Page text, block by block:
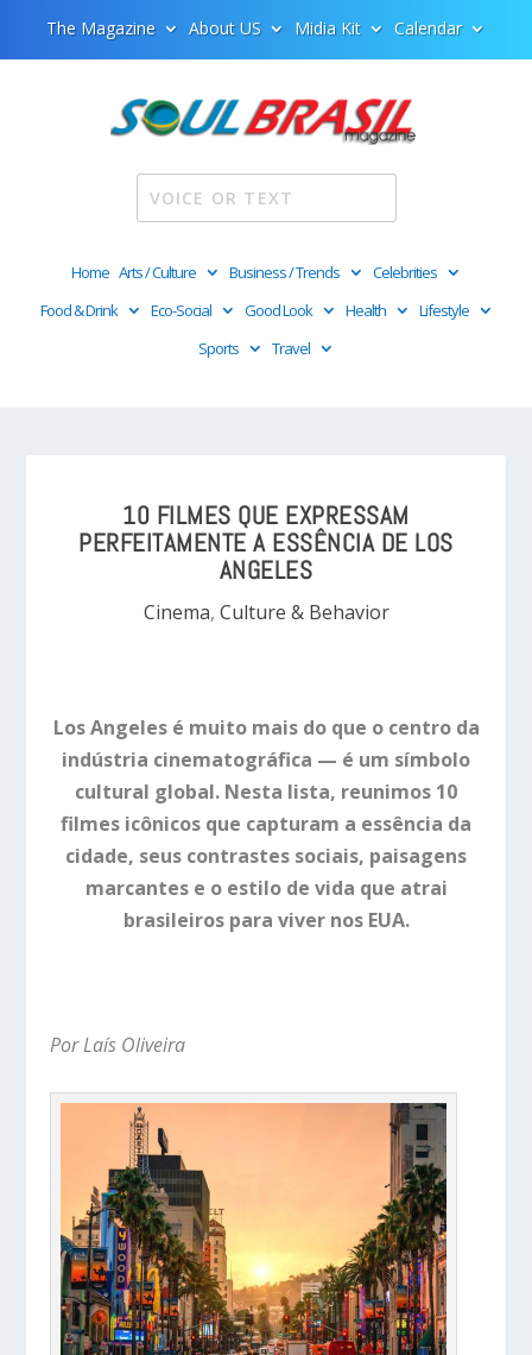
The Magazine About US Midia Kit Calendar
Home Arts / Culture Business / Trends
Celebrities
Food & Drink
Eco-Social Good Look Health
Lifestyle
Sports
Travel
10 FILMES QUE EXPRESSAM
PERFEITAMENTE A ESSÊNCIA DE LOS
ANGELES
Cinema, Culture & Behavior
Los Angeles é muito mais do que o centro da
indústria cinematográfica — é um símbolo
cultural global. Nesta lista, reunimos 10
filmes icônicos que capturam a essência da
cidade, seus contrastes sociais, paisagens
marcantes e o estilo de vida que atrai
brasileiros para viver nos EUA.
Por Laís Oliveira